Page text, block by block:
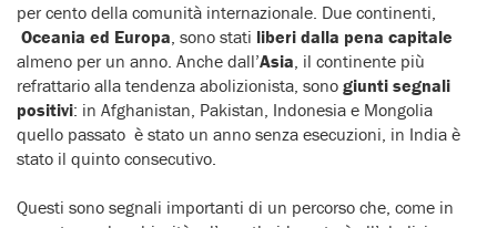
per cento della comunità internazionale. Due continenti,
Oceania ed Europa, sono stati liberi dalla pena capitale
almeno per un anno. Anche dall’Asia, il continente più
refrattario alla tendenza abolizionista, sono giunti segnali
positivi: in Afghanistan, Pakistan, Indonesia e Mongolia
quello passato è stato un anno senza esecuzioni, in India è
stato il quinto consecutivo.
Questi sono segnali importanti di un percorso che, come in